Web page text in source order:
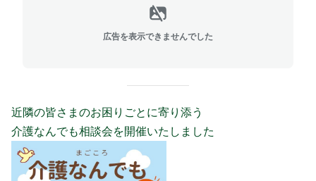
広告を表示できませんでした
近隣の皆さまのお困りごとに寄り添う
介護なんでも相談会を開催いたしました